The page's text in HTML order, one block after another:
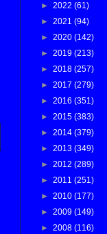
► 2022 (61)
► 2021 (94)
► 2020 (142)
► 2019 (213)
► 2018 (257)
► 2017 (279)
► 2016 (351)
► 2015 (383)
► 2014 (379)
► 2013 (349)
► 2012 (289)
► 2011 (251)
► 2010 (177)
► 2009 (149)
► 2008 (116)